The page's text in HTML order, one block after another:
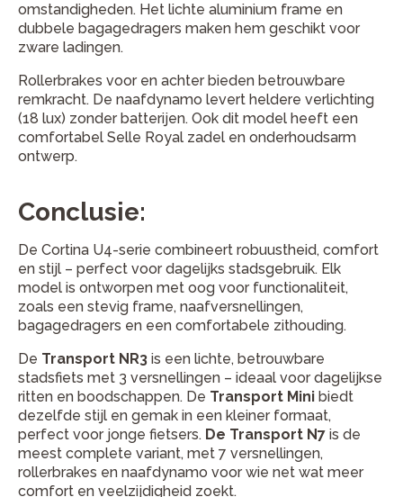
omstandigheden. Het lichte aluminium frame en
dubbele bagagedragers maken hem geschikt voor
zware ladingen.
Rollerbrakes voor en achter bieden betrouwbare
remkracht. De naafdynamo levert heldere verlichting
(18 lux) zonder batterijen. Ook dit model heeft een
comfortabel Selle Royal zadel en onderhoudsarm
ontwerp.
Conclusie:
De Cortina U4-serie combineert robuustheid, comfort
en stijl – perfect voor dagelijks stadsgebruik. Elk
model is ontworpen met oog voor functionaliteit,
zoals een stevig frame, naafversnellingen,
bagagedragers en een comfortabele zithouding.
De Transport NR3 is een lichte, betrouwbare
stadsfiets met 3 versnellingen – ideaal voor dagelijkse
ritten en boodschappen. De Transport Mini biedt
dezelfde stijl en gemak in een kleiner formaat,
perfect voor jonge fietsers. De Transport N7 is de
meest complete variant, met 7 versnellingen,
rollerbrakes en naafdynamo voor wie net wat meer
comfort en veelzijdigheid zoekt.